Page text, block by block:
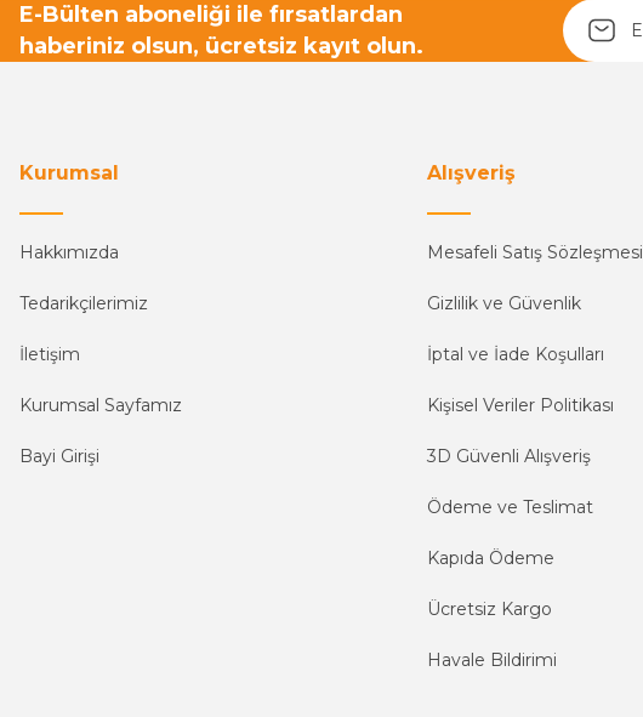
E-Bülten aboneliği ile fırsatlardan
haberiniz olsun, ücretsiz kayıt olun.
Kurumsal
Hakkımızda
Tedarikçilerimiz
İletişim
Kurumsal Sayfamız
Bayi Girişi
Alışveriş
Mesafeli Satış Sözleşmesi
Gizlilik ve Güvenlik
İptal ve İade Koşulları
Kişisel Veriler Politikası
3D Güvenli Alışveriş
Ödeme ve Teslimat
Kapıda Ödeme
Ücretsiz Kargo
Havale Bildirimi